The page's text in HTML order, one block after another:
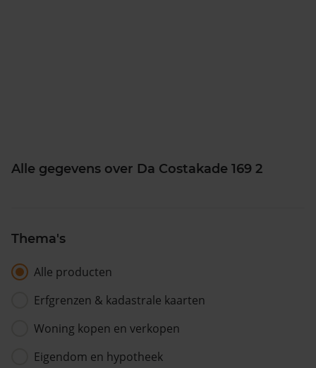
Alle gegevens over Da Costakade 169 2
Thema's
Alle producten
Erfgrenzen & kadastrale kaarten
Woning kopen en verkopen
Eigendom en hypotheek